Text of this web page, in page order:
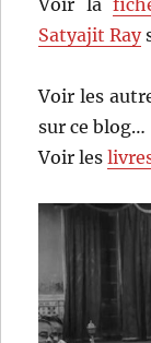
Satyajit Ray
Voir les
sur ce blog…
Voir les